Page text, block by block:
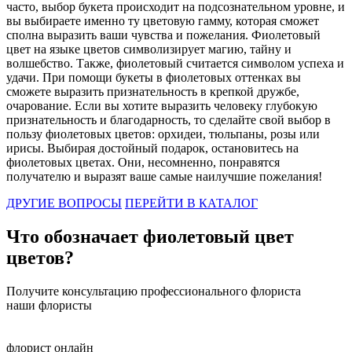
часто, выбор букета происходит на подсознательном уровне, и
вы выбираете именно ту цветовую гамму, которая сможет
сполна выразить ваши чувства и пожелания. Фиолетовый
цвет на языке цветов символизирует магию, тайну и
волшебство. Также, фиолетовый считается символом успеха и
удачи. При помощи букеты в фиолетовых оттенках вы
сможете выразить признательность в крепкой дружбе,
очарование. Если вы хотите выразить человеку глубокую
признательность и благодарность, то сделайте свой выбор в
пользу фиолетовых цветов: орхидеи, тюльпаны, розы или
ирисы. Выбирая достойный подарок, остановитесь на
фиолетовых цветах. Они, несомненно, понравятся
получателю и выразят ваше самые наилучшие пожелания!
ДРУГИЕ ВОПРОСЫ ПЕРЕЙТИ В КАТАЛОГ
Что обозначает фиолетовый цвет
цветов?
Получите консультацию профессионального флориста
наши флористы
флорист онлайн
количество значений: восхищение смелостью и мужеством;
преданность и уверенность в своём успехе; крепкая дружба;
безграничная любовь, достойная смерти. При таком
разнообразии значений, только сам даритель может вложить в
такой необычный букет свой личный конечный смысл.
Что значит алый цвет цветов
Алый цвет является самым ярким и интенсивным, среди всех
оттенков красного. В отличии от бордовых или красных роз,
алые цветы поражают своей пламенной яркостью! Такие цветы
как будто бы кричат о пылкой страсти и любви, они расскажут
вашей избраннице о самых сильных и искренних чувствах. В
основном, алые цветы преподносят возлюбленной. Это уже
стало неизменной частью цветочного этикета, поэтому такой
знакомой. Дарите алые розы тогда, когда вы уверены в своих
чувствах и хотите выразить их, сказать люблю без слов при
помощи цветов!
Что значит бордовый цвет цветов
и уважение, поэтому чаще всего букеты в бордовой цветовой